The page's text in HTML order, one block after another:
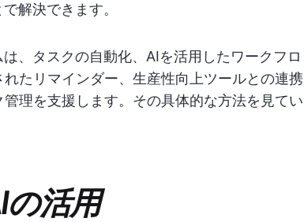
解決できます。
、タスクの自動化、AIを活用したワークフロ
たリマインダー、生産性向上ツールとの連携
理を支援します。その具体的な方法を見てい
活用